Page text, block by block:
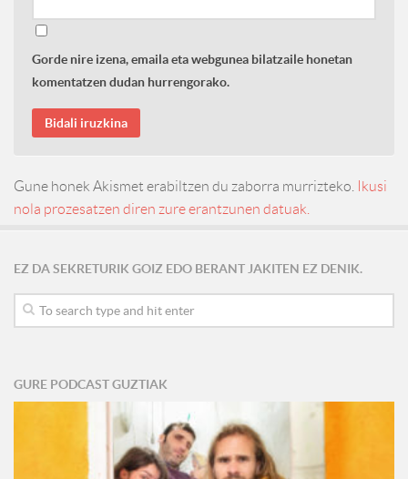
Gorde nire izena, emaila eta webgunea bilatzaile honetan
komentatzen dudan hurrengorako.
Gune honek Akismet erabiltzen du zaborra murrizteko.
Ikusi
nola prozesatzen diren zure erantzunen datuak.
EZ DA SEKRETURIK GOIZ EDO BERANT JAKITEN EZ DENIK.
GURE PODCAST GUZTIAK